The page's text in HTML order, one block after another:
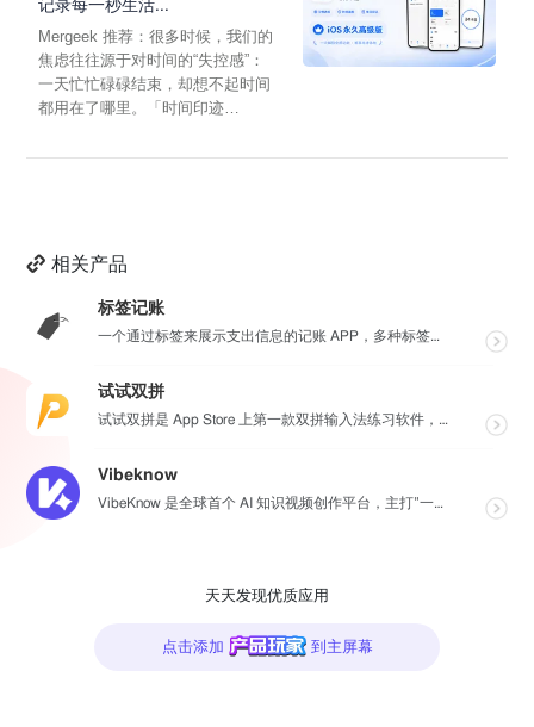
记录每一秒生活...
Mergeek 推荐：很多时候，我们的
焦虑往往源于对时间的“失控感”：
一天忙忙碌碌结束，却想不起时间
都用在了哪里。「时间印迹
相关产品
标签记账
一个通过标签来展示支出信息的记账 APP，多种标签选择，一笔支出里可以包含多种支出标签，整体简洁风格...
试试双拼
试试双拼是 App Store 上第一款双拼输入法练习软件，通过这个软件你能方便的学习双拼规则，练习...
Vibeknow
VibeKnow 是全球首个 AI 知识视频创作平台，主打”一键把文档变视频”。无需剪辑技能、无需出...
天天发现优质应用
点击添加 到主屏幕